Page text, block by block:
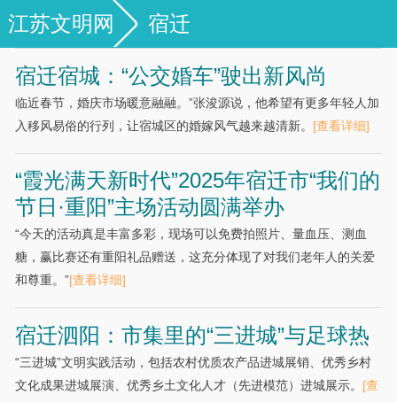
江苏文明网 宿迁
宿迁宿城：“公交婚车”驶出新风尚
临近春节，婚庆市场暖意融融。”张浚源说，他希望有更多年轻人加
入移风易俗的行列，让宿城区的婚嫁风气越来越清新。 [查看详细]
“霞光满天新时代”2025年宿迁市“我们的
节日·重阳”主场活动圆满举办
“今天的活动真是丰富多彩，现场可以免费拍照片、量血压、测血
糖，赢比赛还有重阳礼品赠送，这充分体现了对我们老年人的关爱
和尊重。”[查看详细]
宿迁泗阳：市集里的“三进城”与足球热
“三进城”文明实践活动，包括农村优质农产品进城展销、优秀乡村
文化成果进城展演、优秀乡土文化人才（先进模范）进城展示。 [查